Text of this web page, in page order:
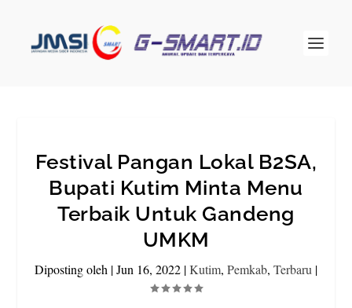
Festival Pangan Lokal B2SA,
Bupati Kutim Minta Menu
Terbaik Untuk Gandeng
UMKM
Diposting oleh |Jun 16, 2022 |Kutim, Pemkab, Terbaru |